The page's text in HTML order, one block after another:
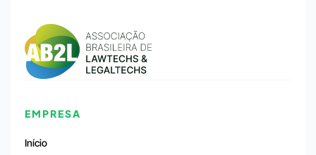
EMPRESA
Início